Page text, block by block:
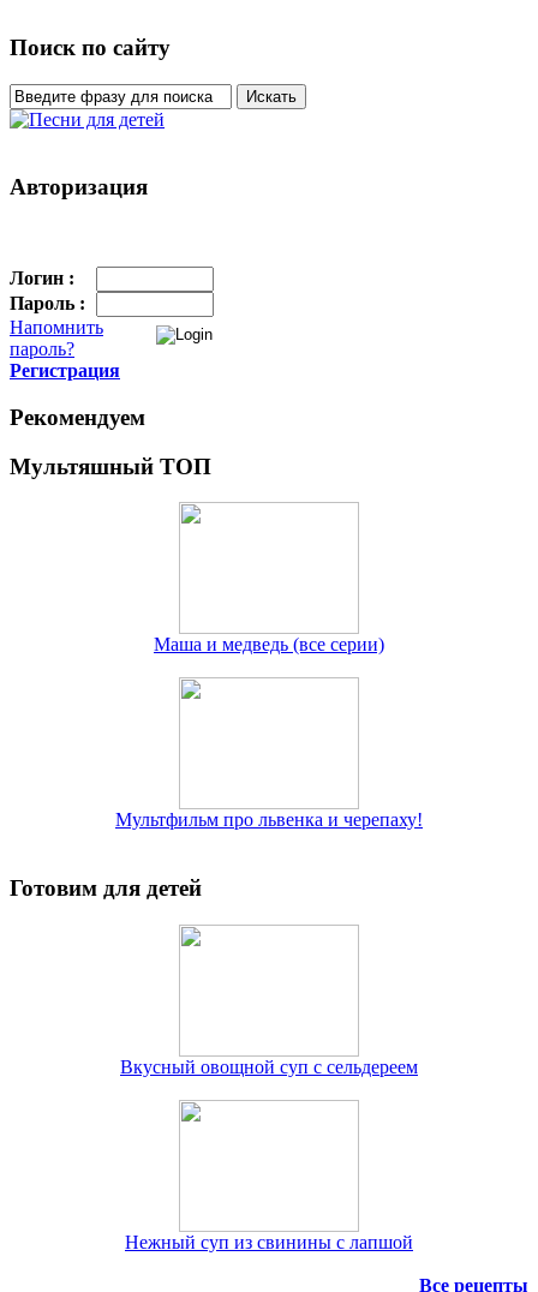
Поиск по сайту
Авторизация
Логин :
Пароль :
Напомнить
пароль?
Регистрация
Рекомендуем
Мультяшный ТОП
Маша и медведь (все серии)
Мультфильм про львенка и черепаху!
Готовим для детей
Вкусный овощной суп с сельдереем
Нежный суп из свинины с лапшой
Все рецепты